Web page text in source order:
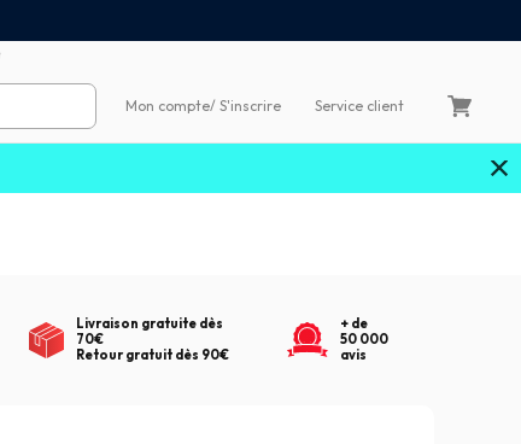
Mon compte/ S'inscrire Service client
Livraison gratuite dès
70€
Retour gratuit dès 90€
+ de
50 000
avis